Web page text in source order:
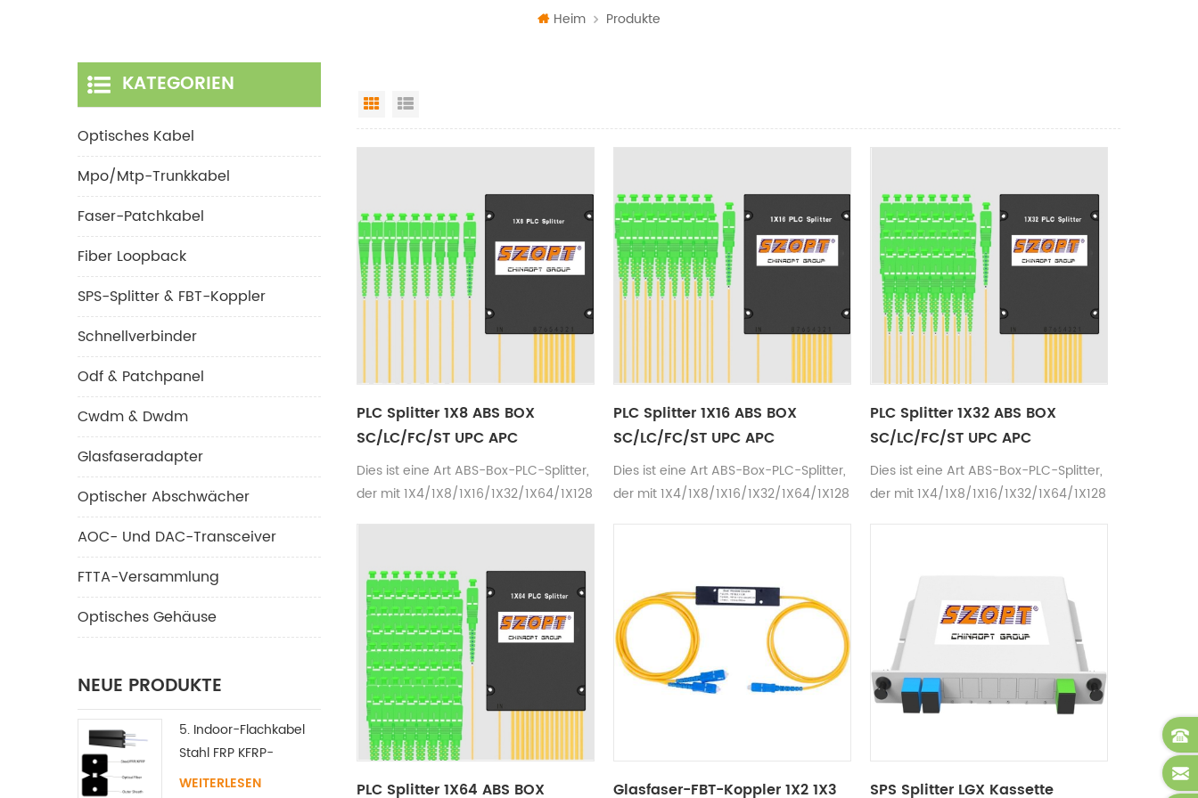
Heim Produkte
Grid View
PLC Splitter 1X8 ABS BOX
SC/LC/FC/ST UPC APC
Dies ist eine Art ABS-Box-PLC-Splitter,
der mit 1X4/1X8/1X16/1X32/1X64/1X128
sc/lc/fc/st in 3,0 mm oder 2,0 mm
Kabel sein, die Kabellänge beträgt
normalerweise 1-1,5 m. Die verfügbare
Wellenlänge beträgt: 1260-1650 nm.
PLC Splitter 1X16 ABS BOX
SC/LC/FC/ST UPC APC
Dies ist eine Art ABS-Box-PLC-Splitter,
der mit 1X4/1X8/1X16/1X32/1X64/1X128
sc/lc/fc/st in 3,0 mm oder 2,0 mm
Kabel sein, die Kabellänge beträgt
normalerweise 1-1,5 m. Die verfügbare
Wellenlänge beträgt: 1260-1650 nm.
PLC Splitter 1X32 ABS BOX
SC/LC/FC/ST UPC APC
Dies ist eine Art ABS-Box-PLC-Splitter,
der mit 1X4/1X8/1X16/1X32/1X64/1X128
sc/lc/fc/st in 3,0 mm oder 2,0 mm
Kabel sein, die Kabellänge beträgt
normalerweise 1-1,5 m. Die verfügbare
Wellenlänge beträgt: 1260-1650 nm.
PLC Splitter 1X64 ABS BOX
Glasfaser-FBT-Koppler 1X2 1X3
SPS Splitter LGX Kassette
KATEGORIEN
Optisches Kabel
Mpo/mtp-Trunkkabel
Faser-Patchkabel
Fiber Loopback
SPS-Splitter & FBT-Koppler
Schnellverbinder
Odf & Patchpanel
Cwdm & Dwdm
Glasfaseradapter
Optischer Abschwächer
AOC- Und DAC-Transceiver
FTTA-Versammlung
Optisches Gehäuse
NEUE PRODUKTE
5. Indoor-Flachkabel
Stahl FRP KFRP-
Festigkeitselement
WEITERLESEN